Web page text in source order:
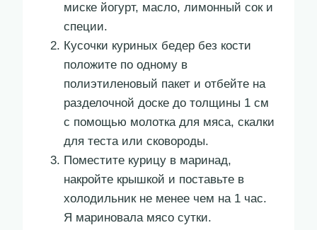
миске йогурт, масло, лимонный сок и
специи.
Кусочки куриных бедер без кости
положите по одному в
полиэтиленовый пакет и отбейте на
разделочной доске до толщины 1 см
с помощью молотка для мяса, скалки
для теста или сковороды.
Поместите курицу в маринад,
накройте крышкой и поставьте в
холодильник не менее чем на 1 час.
Я мариновала мясо сутки.